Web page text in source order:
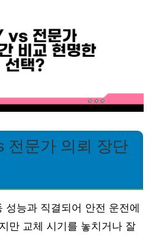
전문가 의뢰 장단
성능과 직결되어 안전 운전에
만 교체 시기를 놓치거나 잘